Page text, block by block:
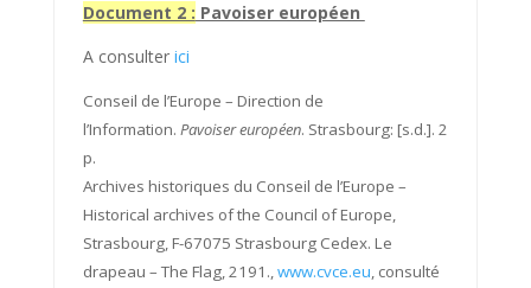
Document 2 : Pavoiser européen
A consulter ici
Conseil de l’Europe – Direction de
l’Information. Pavoiser européen. Strasbourg: [s.d.]. 2
p.
Archives historiques du Conseil de l’Europe –
Historical archives of the Council of Europe,
Strasbourg, F-67075 Strasbourg Cedex. Le
drapeau – The Flag, 2191.,www.cvce.eu, consulté